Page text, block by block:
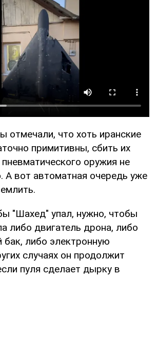
отмечали, что хоть иранские
примитивны, сбить их
оружия не
А вот автоматная очередь уже
"Шахед" упал, нужно, чтобы
либо двигатель дрона, либо
бак, либо электронную
случаях он продолжит
пуля сделает дырку в